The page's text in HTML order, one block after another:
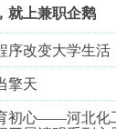
就上兼职企鹅
序改变大学生活
擎天
初心——河北化